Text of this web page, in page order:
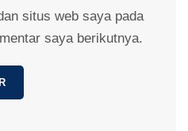
situs web saya pada
saya berikutnya.